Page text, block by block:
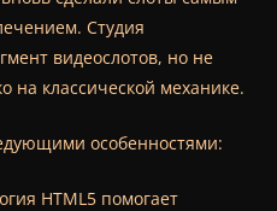
Студия
видеослотов, но не
на классической механике.
особенностями:
HTML5 помогает